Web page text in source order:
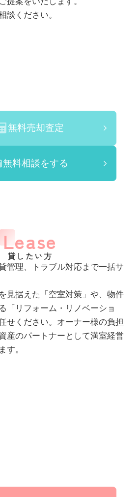
談ください。
無料売却査定
無料相談をする
Lease
貸したい方
管理、トラブル対応まで一括サ
見据えた「空室対策」や、物件
「リフォーム・リノベーショ
せください。オーナー様の負担
産のパートナーとして満室経営
す。